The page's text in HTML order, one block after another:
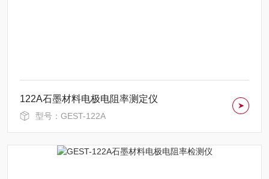
122A石墨材料电极电阻率测定仪
型号：GEST-122A